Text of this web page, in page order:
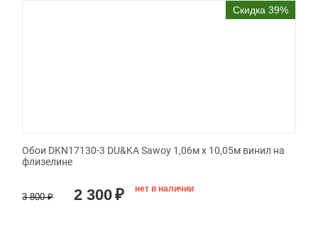
Скидка 39%
Обои DKN17130-3 DU&KA Sawoy 1,06м х 10,05м винил на
флизелине
3 800 ₽ 2 300₽ нет в наличии